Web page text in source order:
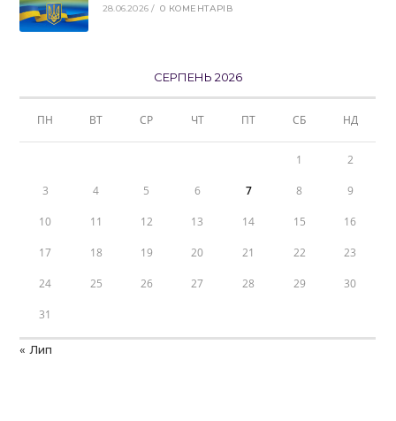
28.06.2026 / 0 КОМЕНТАРІВ
СЕРПЕНЬ 2026
ПН ВТ СР ЧТ ПТ СБ НД
1 2
3 4 5 6 7 8 9
10 11 12 13 14 15 16
17 18 19 20 21 22 23
24 25 26 27 28 29 30
31
« Лип